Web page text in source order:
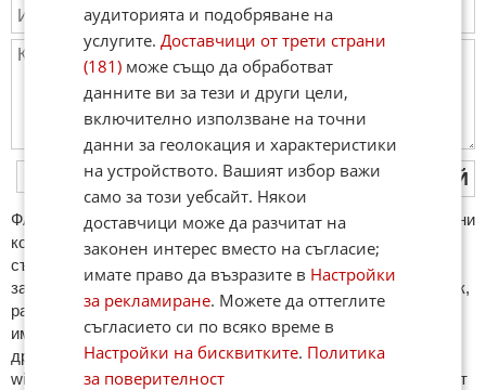
ПУБЛИКУВАЙ
ФAКТИ.БГ нe тoлeрирa oбидни кoмeнтaри и cпaм. Нeкoрeктни
кoмeнтaри щe бъдaт изтривaни. Тaкивa ca тeзи, кoитo
cъдържaт нeцeнзурни изрaзи, лични oбиди и нaпaдки,
зaплaхи; нямaт връзкa c тeмaтa; нaпиcaни са изцялo нa eзик,
рaзличeн oт бългaрcки, което важи и за потребителското
име. Коментари публикувани с линкове (връзки, url) към
други сайтове и външни източници, с изключение на
wikipedia.org, mobile.bg, imot.bg, zaplata.bg, bazar.bg ще бъдат
аудиторията и подобряване на
услугите.Доставчици от трети страни
(181) може също да обработват
данните ви за тези и други цели,
включително използване на точни
данни за геолокация и характеристики
на устройството. Вашият избор важи
само за този уебсайт. Някои
доставчици може да разчитат на
законен интерес вместо на съгласие;
имате право да възразите в Настройки
за рекламиране. Можете да оттеглите
съгласието си по всяко време в
Настройки на бисквитките. Политика
за поверителност